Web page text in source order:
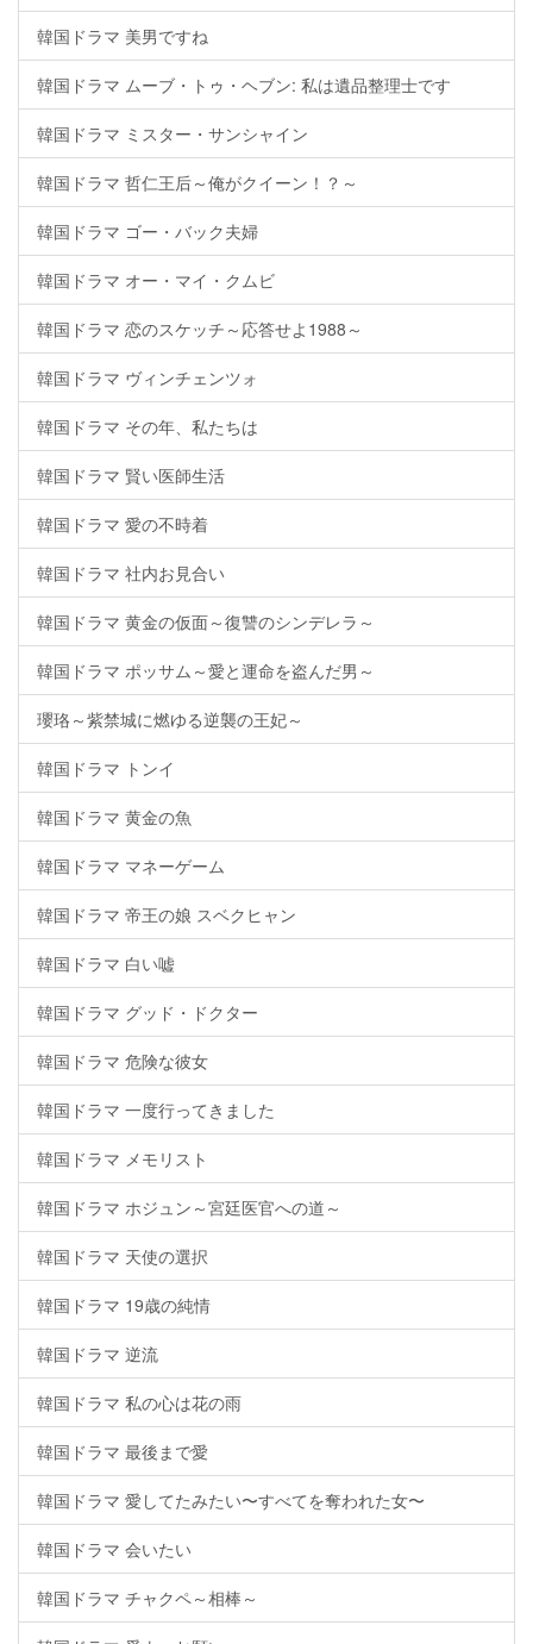
韓国ドラマ 美男ですね
韓国ドラマ ムーブ・トゥ・ヘブン: 私は遺品整理士です
韓国ドラマ ミスター・サンシャイン
韓国ドラマ 哲仁王后～俺がクイーン！？～
韓国ドラマ ゴー・バック夫婦
韓国ドラマ オー・マイ・クムビ
韓国ドラマ 恋のスケッチ～応答せよ1988～
韓国ドラマ ヴィンチェンツォ
韓国ドラマ その年、私たちは
韓国ドラマ 賢い医師生活
韓国ドラマ 愛の不時着
韓国ドラマ 社内お見合い
韓国ドラマ 黄金の仮面～復讐のシンデレラ～
韓国ドラマ ポッサム～愛と運命を盗んだ男～
瓔珞～紫禁城に燃ゆる逆襲の王妃～
韓国ドラマ トンイ
韓国ドラマ 黄金の魚
韓国ドラマ マネーゲーム
韓国ドラマ 帝王の娘 スベクヒャン
韓国ドラマ 白い嘘
韓国ドラマ グッド・ドクター
韓国ドラマ 危険な彼女
韓国ドラマ 一度行ってきました
韓国ドラマ メモリスト
韓国ドラマ ホジュン～宮廷医官への道～
韓国ドラマ 天使の選択
韓国ドラマ 19歳の純情
韓国ドラマ 逆流
韓国ドラマ 私の心は花の雨
韓国ドラマ 最後まで愛
韓国ドラマ 愛してたみたい〜すべてを奪われた女〜
韓国ドラマ 会いたい
韓国ドラマ チャクペ～相棒～